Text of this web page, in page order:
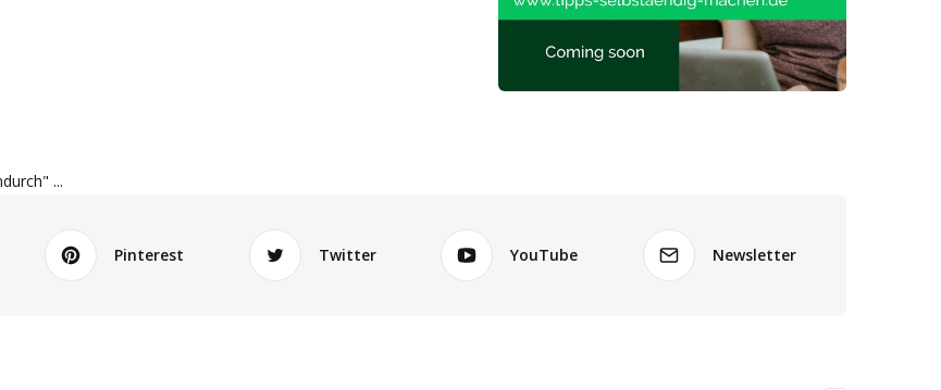
...
Pinterest Twitter YouTube Newsletter